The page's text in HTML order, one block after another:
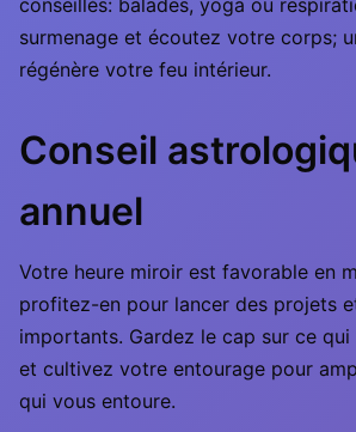
conseillés: balades, yoga ou
surmenage et écoutez votre corps;
régénère votre feu intérieur.
Conseil
annuel
Votre heure miroir est favorable en
profitez-en pour lancer des projets
importants. Gardez le cap sur ce qui
et cultivez votre entourage pour
qui vous entoure.